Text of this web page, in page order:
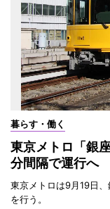
暮らす・働く
東京メトロ「銀
分間隔で運行へ
東京メトロは9月19日
を行う。